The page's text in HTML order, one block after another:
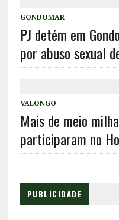
GONDOMAR
PJ detém em
por abuso sexual
VALONGO
Mais de meio
participaram no
PUBLICIDADE